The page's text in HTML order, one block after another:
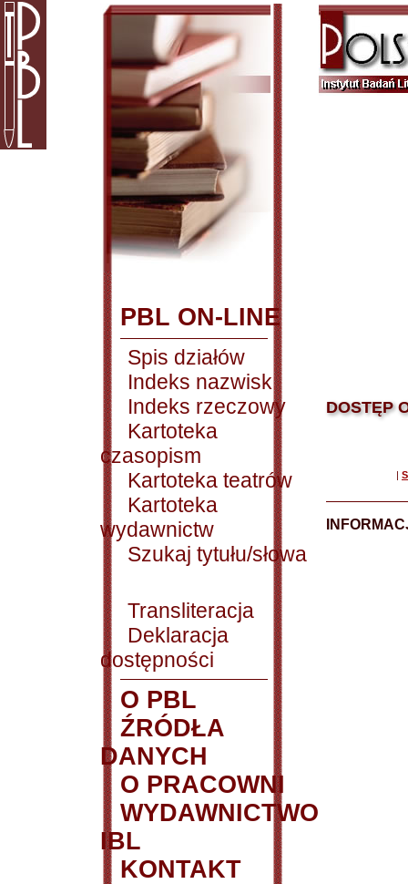
PBL ON-LINE
Spis działów
Indeks nazwisk
Indeks rzeczowy
Kartoteka
czasopism
Kartoteka teatrów
Kartoteka
wydawnictw
Szukaj tytułu/słowa
Transliteracja
Deklaracja
dostępności
O PBL
ŹRÓDŁA
DANYCH
O PRACOWNI
WYDAWNICTWO
IBL
KONTAKT
DOSTĘP
|